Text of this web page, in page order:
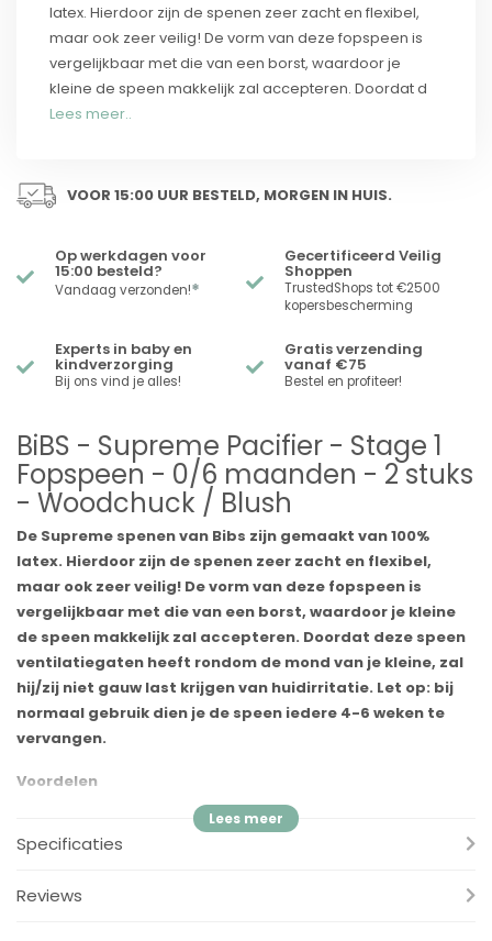
latex. Hierdoor zijn de spenen zeer zacht en flexibel,
maar ook zeer veilig! De vorm van deze fopspeen is
vergelijkbaar met die van een borst, waardoor je
kleine de speen makkelijk zal accepteren. Doordat d
Lees meer..
VOOR 15:00 UUR BESTELD, MORGEN IN HUIS.
Op werkdagen voor
15:00 besteld?
Vandaag verzonden!*
Gecertificeerd Veilig
Shoppen
TrustedShops tot €2500
kopersbescherming
Experts in baby en
kindverzorging
Bij ons vind je alles!
Gratis verzending
vanaf €75
Bestel en profiteer!
BiBS - Supreme Pacifier - Stage 1
Fopspeen - 0/6 maanden - 2 stuks
- Woodchuck / Blush
De Supreme spenen van Bibs zijn gemaakt van 100%
latex. Hierdoor zijn de spenen zeer zacht en flexibel,
maar ook zeer veilig! De vorm van deze fopspeen is
vergelijkbaar met die van een borst, waardoor je kleine
de speen makkelijk zal accepteren. Doordat deze speen
ventilatiegaten heeft rondom de mond van je kleine, zal
hij/zij niet gauw last krijgen van huidirritatie. Let op: bij
normaal gebruik dien je de speen iedere 4-6 weken te
vervangen.
Voordelen
Verkrijgbaar in natuurrubberlatex en siliconen
Het schild is gemaakt van 100% voedselveilig materiaal
✓BPA-vrij
Specificaties
Reviews